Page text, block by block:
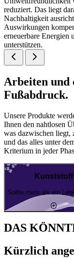
reduziert. Das liegt
Nachhaltigkeit
Auswirkungen
erneuerbare Energien
unterstützen.
Arbeiten und
Fußabdruck.
Unsere Produkte
Ihnen den nahtlosen
was dazwischen liegt,
und das alles unter
Kriterium in jeder
Kunststoff
Sollte mehr als ein
DAS
Kürzlich